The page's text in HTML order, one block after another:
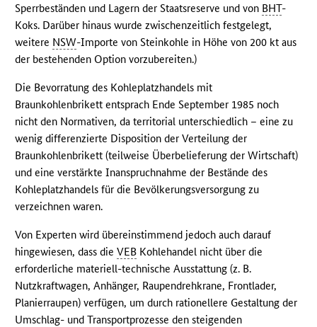
Sperrbeständen und Lagern der Staatsreserve und von BHT-
Koks. Darüber hinaus wurde zwischenzeitlich festgelegt,
weitere NSW-Importe von Steinkohle in Höhe von 200 kt aus
der bestehenden Option vorzubereiten.)
Die Bevorratung des Kohleplatzhandels mit
Braunkohlenbrikett entsprach Ende September 1985 noch
nicht den Normativen, da territorial unterschiedlich – eine zu
wenig differenzierte Disposition der Verteilung der
Braunkohlenbrikett (teilweise Überbelieferung der Wirtschaft)
und eine verstärkte Inanspruchnahme der Bestände des
Kohleplatzhandels für die Bevölkerungsversorgung zu
verzeichnen waren.
Von Experten wird übereinstimmend jedoch auch darauf
hingewiesen, dass dieVEB Kohlehandel nicht über die
erforderliche materiell-technische Ausstattung (z. B.
Nutzkraftwagen, Anhänger, Raupendrehkrane, Frontlader,
Planierraupen) verfügen, um durch rationellere Gestaltung der
Umschlag- und Transportprozesse den steigenden